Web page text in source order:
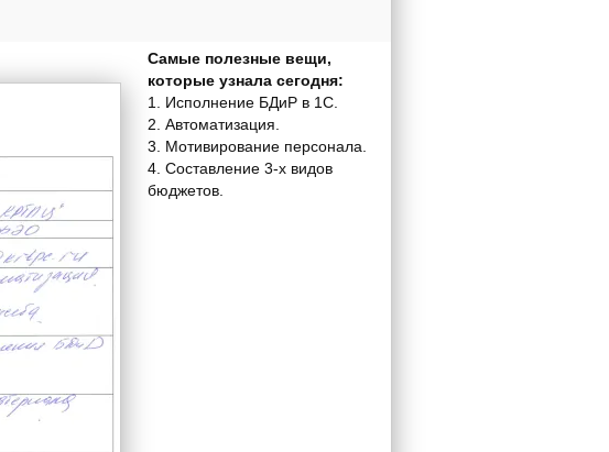
Самые полезные вещи,
которые узнала сегодня:
1. Исполнение БДиР в 1С.
2. Автоматизация.
3. Мотивирование персонала.
4. Составление 3-х видов
бюджетов.